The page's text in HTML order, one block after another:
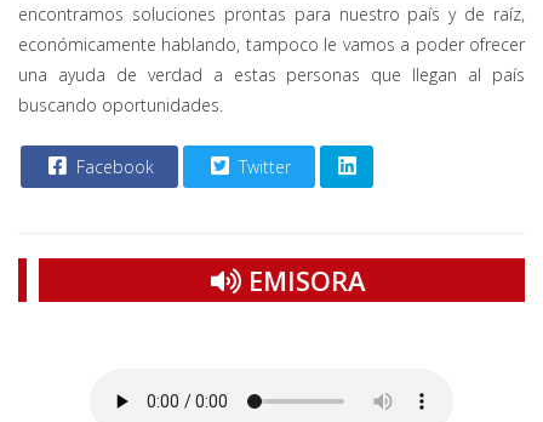
encontramos soluciones prontas para nuestro país y de raíz,
económicamente hablando, tampoco le vamos a poder ofrecer
una ayuda de verdad a estas personas que llegan al país
buscando oportunidades.
Facebook Twitter
EMISORA